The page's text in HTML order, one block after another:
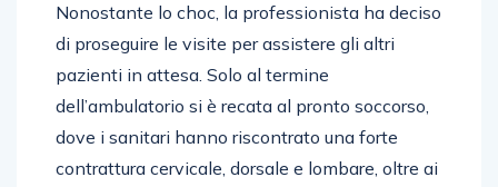
Nonostante lo choc, la professionista ha deciso
di proseguire le visite per assistere gli altri
pazienti in attesa. Solo al termine
dell’ambulatorio si è recata al pronto soccorso,
dove i sanitari hanno riscontrato una forte
contrattura cervicale, dorsale e lombare, oltre ai